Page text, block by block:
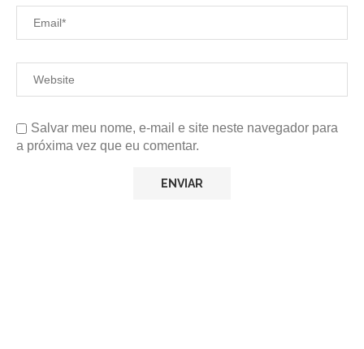
Salvar meu nome, e-mail e site neste navegador para
a próxima vez que eu comentar.